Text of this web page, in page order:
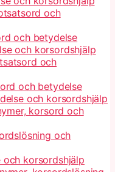
och
och betydelse
och korsordshjälp
och
och betydelse
och korsordshjälp
korsord och
och
och korsordshjälp